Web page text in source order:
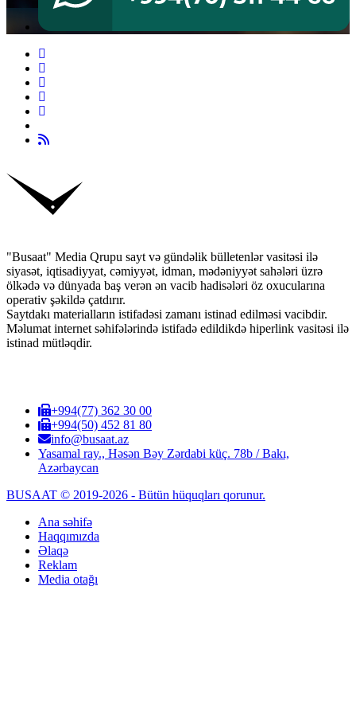
"Busaat" Media Qrupu sayt və gündəlik bülletenlər vasitəsi ilə
siyasət, iqtisadiyyat, cəmiyyət, idman, mədəniyyət sahələri üzrə
ölkədə və dünyada baş verən ən vacib hadisələri öz oxucularına
operativ şəkildə çatdırır.
Saytdakı materialların istifadəsi zamanı istinad edilməsi vacibdir.
Məlumat internet səhifələrində istifadə edildikdə hiperlink vasitəsi ilə
istinad mütləqdir.
+994(77) 362 30 00
+994(50) 452 81 80
info@busaat.az
Yasamal ray., Həsən Bəy Zərdabi küç. 78b / Bakı,
Azərbaycan
BUSAAT © 2019-2026 - Bütün hüquqları qorunur.
Ana səhifə
Haqqımızda
Əlaqə
Reklam
Media otağı